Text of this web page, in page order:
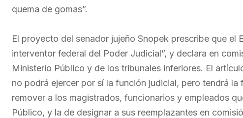
quema de gomas”.
El proyecto del senador jujeño Snopek prescribe que el
interventor federal del Poder Judicial”, y declara en
Ministerio Público y de los tribunales inferiores. El
no podrá ejercer por sí la función judicial, pero tendrá
remover a los magistrados, funcionarios y empleados
Público, y la de designar a sus reemplazantes en